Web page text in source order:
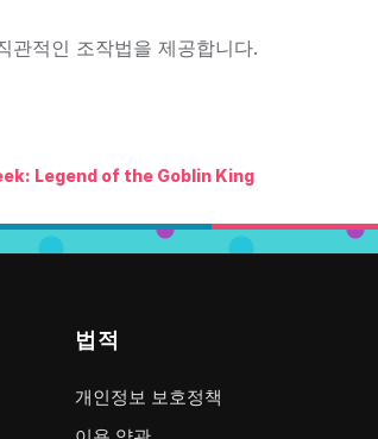
관적인 조작법을 제공합니다.
Legend of the Goblin King
법적
개인정보 보호정책